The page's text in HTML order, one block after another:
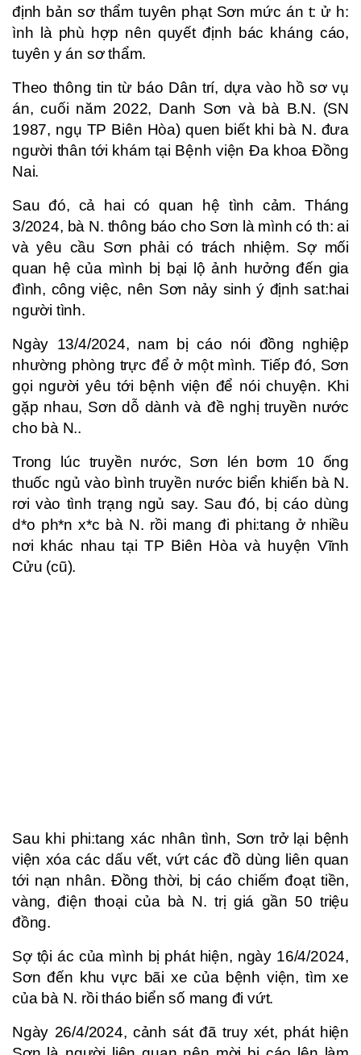
định bản sơ thẩm tuyên phạt Sơn mức án t: ử h:
ình là phù hợp nên quyết định bác kháng cáo,
tuyên y án sơ thẩm.
Theo thông tin từ báo Dân trí, dựa vào hồ sơ vụ
án, cuối năm 2022, Danh Sơn và bà B.N. (SN
1987, ngụ TP Biên Hòa) quen biết khi bà N. đưa
người thân tới khám tại Bệnh viện Đa khoa Đồng
Nai.
Sau đó, cả hai có quan hệ tình cảm. Tháng
3/2024, bà N. thông báo cho Sơn là mình có th: ai
và yêu cầu Sơn phải có trách nhiệm. Sợ mối
quan hệ của mình bị bại lộ ảnh hưởng đến gia
đình, công việc, nên Sơn nảy sinh ý định sat:hai
người tình.
Ngày 13/4/2024, nam bị cáo nói đồng nghiệp
nhường phòng trực để ở một mình. Tiếp đó, Sơn
gọi người yêu tới bệnh viện để nói chuyện. Khi
gặp nhau, Sơn dỗ dành và đề nghị truyền nước
cho bà N..
Trong lúc truyền nước, Sơn lén bơm 10 ống
thuốc ngủ vào bình truyền nước biển khiến bà N.
rơi vào tình trạng ngủ say. Sau đó, bị cáo dùng
d*o ph*n x*c bà N. rồi mang đi phi:tang ở nhiều
nơi khác nhau tại TP Biên Hòa và huyện Vĩnh
Cửu (cũ).
Sau khi phi:tang xác nhân tình, Sơn trở lại bệnh
viện xóa các dấu vết, vứt các đồ dùng liên quan
tới nạn nhân. Đồng thời, bị cáo chiếm đoạt tiền,
vàng, điện thoại của bà N. trị giá gần 50 triệu
đồng.
Sợ tội ác của mình bị phát hiện, ngày 16/4/2024,
Sơn đến khu vực bãi xe của bệnh viện, tìm xe
của bà N. rồi tháo biển số mang đi vứt.
Ngày 26/4/2024, cảnh sát đã truy xét, phát hiện